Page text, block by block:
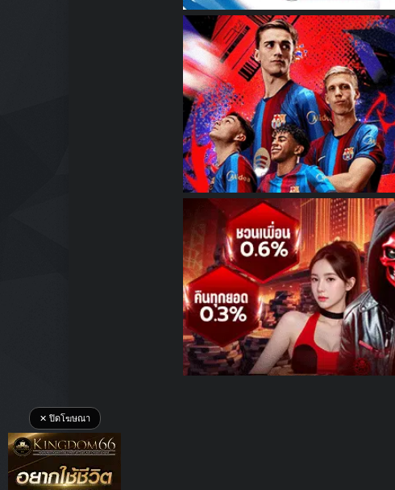
✕ ปิดโฆษณา